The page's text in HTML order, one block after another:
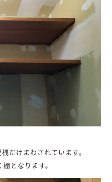
だけまわされています。
となります。